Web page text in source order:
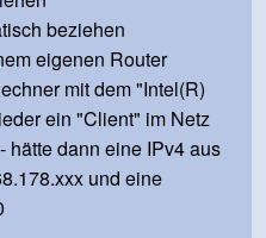
beziehen
eigenen Router
mit dem "Intel(R)
ein "Client" im Netz
hätte dann eine IPv4 aus
und eine